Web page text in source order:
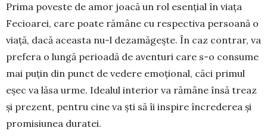
Prima poveste de amor joacă un rol esențial în viața
Fecioarei, care poate rămâne cu respectiva persoană o
viață, dacă aceasta nu-l dezamăgește. În caz contrar, va
prefera o lungă perioadă de aven­turi care s-o consume
mai puțin din punct de vedere emoțional, căci primul
eșec va lăsa urme. Idealul interior va rămâne însă treaz
și prezent, pentru cine va ști să îi inspire încrederea și
pro­misiunea duratei.